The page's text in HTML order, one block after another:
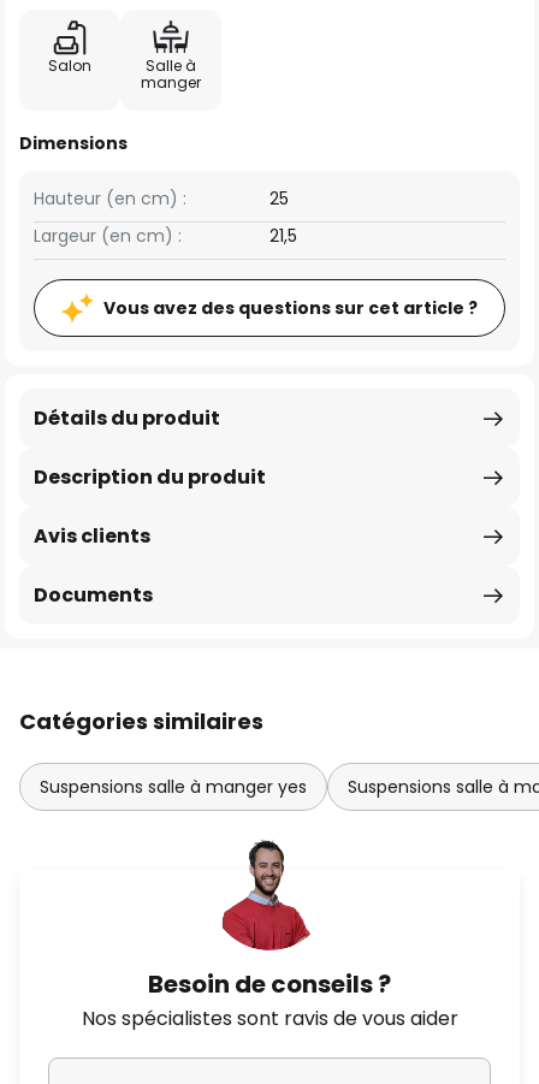
Salon
Salle à
manger
Dimensions
Largeur (en cm) : 21,5
Hauteur (en cm) : 25
Vous avez des questions sur cet article ?
Description du produit
Détails du produit
Avis clients
Documents
Catégories similaires
Suspensions salle à manger yes Suspensions salle à
Besoin de conseils ?
Nos spécialistes sont ravis de vous aider